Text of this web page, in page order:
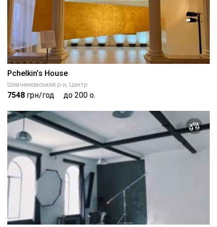
Pchelkin’s House
Шевченківський р-н, Центр
7548 грн/год до 200 о.